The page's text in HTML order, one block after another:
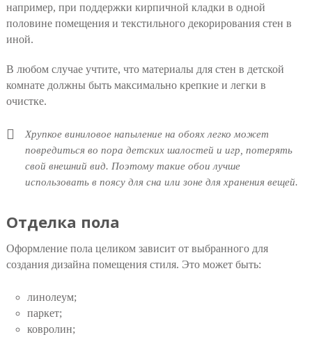
например, при поддержки кирпичной кладки в одной
половине помещения и текстильного декорирования стен в
иной.
В любом случае учтите, что материалы для стен в детской
комнате должны быть максимально крепкие и легки в
очистке.
Хрупкое виниловое напыление на обоях легко может
повредиться во пора детских шалостей и игр, потерять
свой внешний вид. Поэтому такие обои лучше
использовать в поясу для сна или зоне для хранения вещей.
Отделка пола
Оформление пола целиком зависит от выбранного для
создания дизайна помещения стиля. Это может быть:
линолеум;
паркет;
ковролин;